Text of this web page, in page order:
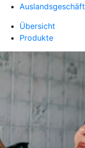
Auslandsgeschäft
Übersicht
Produkte